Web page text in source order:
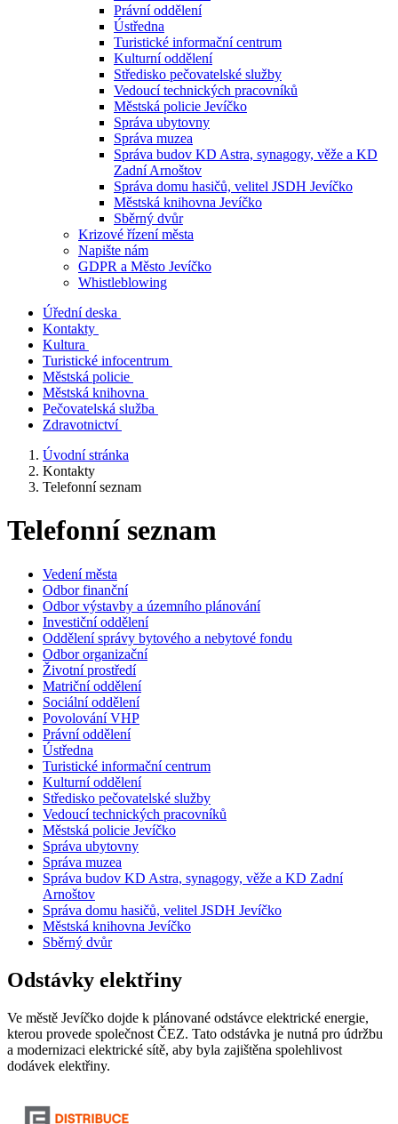
Právní oddělení
Ústředna
Turistické informační centrum
Kulturní oddělení
Středisko pečovatelské služby
Vedoucí technických pracovníků
Městská policie Jevíčko
Správa ubytovny
Správa muzea
Správa budov KD Astra, synagogy, věže a KD
Zadní Arnoštov
Správa domu hasičů, velitel JSDH Jevíčko
Městská knihovna Jevíčko
Sběrný dvůr
Krizové řízení města
Napište nám
GDPR a Město Jevíčko
Whistleblowing
Úřední deska
Kontakty
Kultura
Turistické infocentrum
Městská policie
Městská knihovna
Pečovatelská služba
Zdravotnictví
Úvodní stránka
Kontakty
Telefonní seznam
Telefonní seznam
Vedení města
Odbor finanční
Odbor výstavby a územního plánování
Investiční oddělení
Oddělení správy bytového a nebytové fondu
Odbor organizační
Životní prostředí
Matriční oddělení
Sociální oddělení
Povolování VHP
Právní oddělení
Ústředna
Turistické informační centrum
Kulturní oddělení
Středisko pečovatelské služby
Vedoucí technických pracovníků
Městská policie Jevíčko
Správa ubytovny
Správa muzea
Správa budov KD Astra, synagogy, věže a KD Zadní
Arnoštov
Správa domu hasičů, velitel JSDH Jevíčko
Městská knihovna Jevíčko
Sběrný dvůr
Odstávky elektřiny
Ve městě Jevíčko dojde k plánované odstávce elektrické energie,
kterou provede společnost ČEZ. Tato odstávka je nutná pro údržbu
a modernizaci elektrické sítě, aby byla zajištěna spolehlivost
dodávek elektřiny.